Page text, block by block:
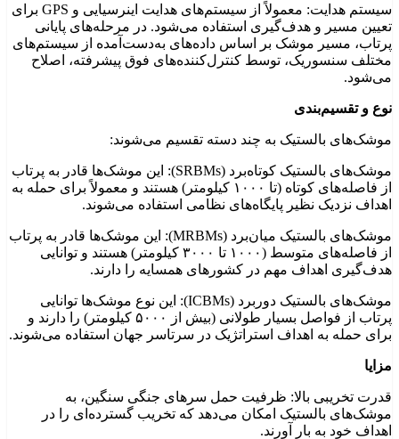
سیستم هدایت: معمولاً از سیستم‌های هدایت اینرسیایی و GPS برای
تعیین مسیر و هدف‌گیری استفاده می‌شود. در مرحله‌های پایانی
پرتاب، مسیر موشک بر اساس داده‌های به‌دست‌آمده از سیستم‌های
مختلف سنسوریک، توسط کنترل‌کننده‌های فوق پیشرفته، اصلاح
می‌شود.
نوع و تقسیم‌بندی
موشک‌های بالستیک به چند دسته تقسیم می‌شوند:
موشک‌های بالستیک کوتاه‌برد (SRBMs): این موشک‌ها قادر به پرتاب
از فاصله‌های کوتاه (تا ۱۰۰۰ کیلومتر) هستند و معمولاً برای حمله به
اهداف نزدیک نظیر پایگاه‌های نظامی استفاده می‌شوند.
موشک‌های بالستیک میان‌برد (MRBMs): این موشک‌ها قادر به پرتاب
از فاصله‌های متوسط (۱۰۰۰ تا ۳۰۰۰ کیلومتر) هستند و توانایی
هدف‌گیری اهداف مهم در کشورهای همسایه را دارند.
موشک‌های بالستیک دوربرد (ICBMs): این نوع موشک‌ها توانایی
پرتاب از فواصل بسیار طولانی (بیش از ۵۰۰۰ کیلومتر) را دارند و
برای حمله به اهداف استراتژیک در سرتاسر جهان استفاده می‌شوند.
مزایا
قدرت تخریبی بالا: ظرفیت حمل سرهای جنگی سنگین، به
موشک‌های بالستیک امکان می‌دهد که تخریب گسترده‌ای را در
اهداف خود به بار آورند.